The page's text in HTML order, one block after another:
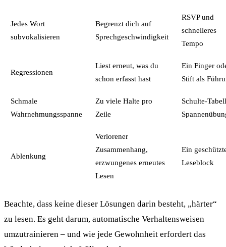
Jedes Wort
subvokalisieren
Begrenzt dich auf
Sprechgeschwindigkeit
RSVP und
schnelleres
Tempo
Regressionen
Liest erneut, was du
schon erfasst hast
Ein Finger
Stift als
Schmale
Wahrnehmungsspanne
Zu viele Halte pro
Zeile
Schulte-
Ablenkung
Verlorener
Zusammenhang,
erzwungenes erneutes
Lesen
Ein
Leseblock
Beachte, dass keine dieser Lösungen darin besteht, „härter“
zu lesen. Es geht darum, automatische Verhaltensweisen
umzutrainieren – und wie jede Gewohnheit erfordert das